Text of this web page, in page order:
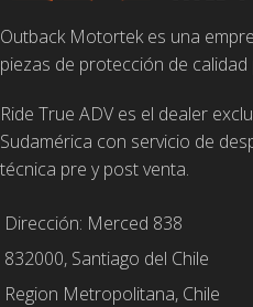
Outback Motortek es una
piezas de protección de
Ride True ADV es el dealer
Sudamérica con servicio de
técnica pre y post venta.
Dirección: Merced 838
832000, Santiago del Chile
Region Metropolitana, Chile